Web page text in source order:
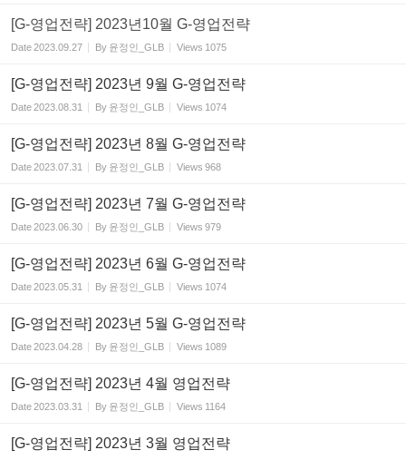
[G-영업전략] 2023년10월 G-영업전략
Date2023.09.27 By 윤정인_GLB Views 1075
[G-영업전략] 2023년 9월 G-영업전략
Date2023.08.31 By 윤정인_GLB Views 1074
[G-영업전략] 2023년 8월 G-영업전략
Date2023.07.31 By 윤정인_GLB Views 968
[G-영업전략] 2023년 7월 G-영업전략
Date2023.06.30 By 윤정인_GLB Views 979
[G-영업전략] 2023년 6월 G-영업전략
Date2023.05.31 By 윤정인_GLB Views 1074
[G-영업전략] 2023년 5월 G-영업전략
Date2023.04.28 By 윤정인_GLB Views 1089
[G-영업전략] 2023년 4월 영업전략
Date2023.03.31 By 윤정인_GLB Views 1164
[G-영업전략] 2023년 3월 영업전략